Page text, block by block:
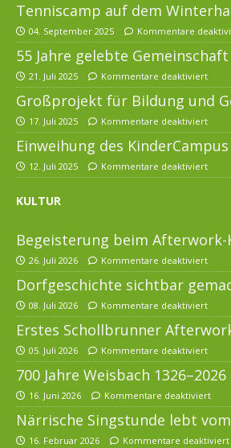
Tenniscamp auf dem
04. September 2025 Kommentare
55 Jahre gelebte Gemeinschaft
21. Juli 2025 Kommentare deaktiviert
Großprojekt für Bildung und
17. Juli 2025 Kommentare deaktiviert
Einweihung des
12. Juli 2025 Kommentare deaktiviert
KULTUR
Begeisterung beim Afterwork-
26. Juli 2026 Kommentare deaktiviert
Dorfgeschichte sichtbar
08. Juli 2026 Kommentare deaktiviert
Erstes Schollbrunner
05. Juli 2026 Kommentare deaktiviert
700 Jahre Weisbach 1326–2026
16. Juni 2026 Kommentare deaktiviert
Närrische Singstunde lebt
16. Februar 2026 Kommentare deaktiviert